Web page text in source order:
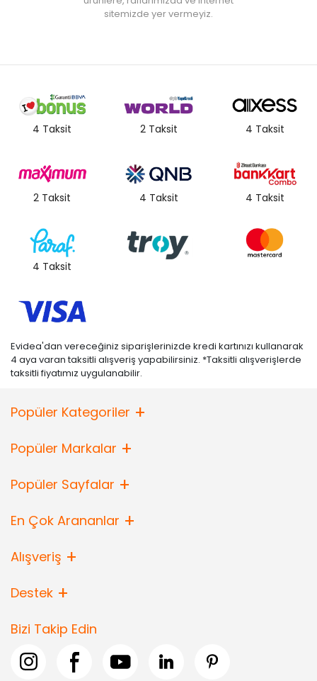
sitemizde yer vermeyiz.
4 Taksit 2 Taksit 4 Taksit
2 Taksit 4 Taksit 4 Taksit
4 Taksit
Evidea'dan vereceğiniz siparişlerinizde kredi kartınızı kullanarak
4 aya varan taksitli alışveriş yapabilirsiniz. *Taksitli alışverişlerde
taksitli fiyatımız uygulanabilir.
Popüler Kategoriler
Popüler Markalar
Popüler Sayfalar
En Çok Arananlar
Alışveriş
Destek
Bizi Takip Edin